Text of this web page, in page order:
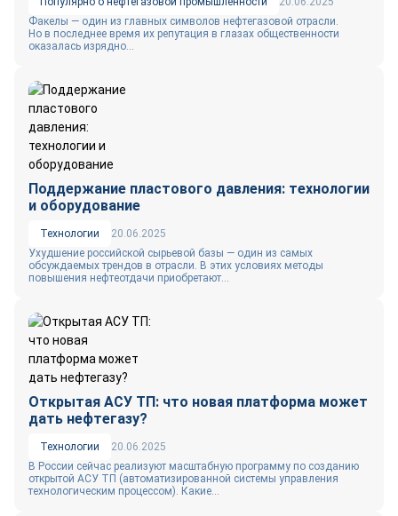
Факелы ― один из главных символов нефтегазовой отрасли.
Но в последнее время их репутация в глазах общественности
оказалась изрядно...
Поддержание пластового давления: технологии
и оборудование
Технологии
20.06.2025
Ухудшение российской сырьевой базы — один из самых
обсуждаемых трендов в отрасли. В этих условиях методы
повышения нефтеотдачи приобретают...
Открытая АСУ ТП: что новая платформа может
дать нефтегазу?
Технологии
20.06.2025
В России сейчас реализуют масштабную программу по созданию
открытой АСУ ТП (автоматизированной системы управления
технологическим процессом). Какие...